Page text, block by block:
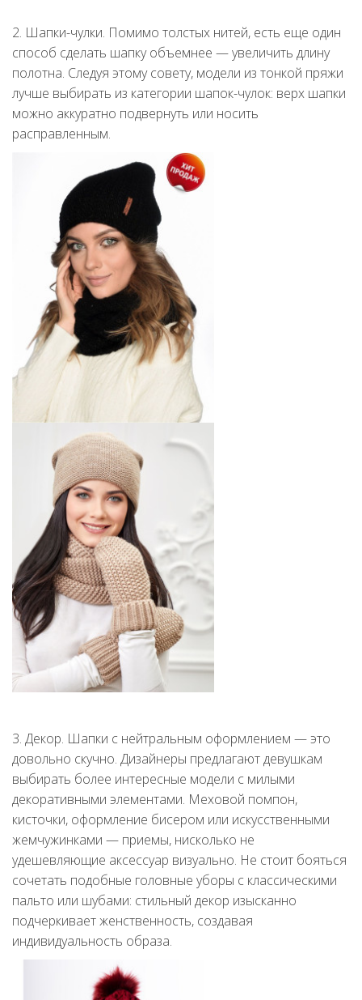
2. Шапки-чулки. Помимо толстых нитей, есть еще один
способ сделать шапку объемнее — увеличить длину
полотна. Следуя этому совету, модели из тонкой пряжи
лучше выбирать из категории шапок-чулок: верх шапки
можно аккуратно подвернуть или носить
расправленным.
3. Декор. Шапки с нейтральным оформлением — это
довольно скучно. Дизайнеры предлагают девушкам
выбирать более интересные модели с милыми
декоративными элементами. Меховой помпон,
кисточки, оформление бисером или искусственными
жемчужинками — приемы, нисколько не
удешевляющие аксессуар визуально. Не стоит бояться
сочетать подобные головные уборы с классическими
пальто или шубами: стильный декор изысканно
подчеркивает женственность, создавая
индивидуальность образа.